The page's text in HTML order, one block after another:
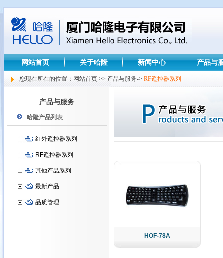
网站首页 关于哈隆 新闻中心 产品与
您现在所在的位置：网站首页 >> 产品与服务-> RF遥控器系列
产品与服务
哈隆产品列表
红外遥控器系列
RF遥控器系列
其他产品系列
最新产品
品质管理
HOF-78A